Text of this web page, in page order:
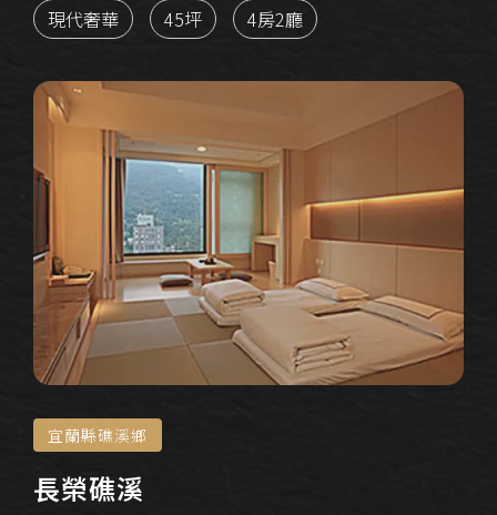
現代奢華 45坪 4房2廳
宜蘭縣礁溪鄉
長榮礁溪